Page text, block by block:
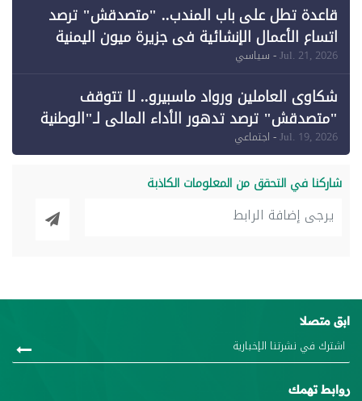
قاعدة تطل على باب المندب.. "متصدقش" ترصد
اتساع الأعمال الإنشائية في جزيرة ميون اليمنية
Jul. 21, 2026- سياسي
شكاوى العاملين ورواد ماسبيرو.. لا تتوقف
"متصدقش" ترصد تدهور الأداء المالي لـ"الوطنية
للإعلام"
Jul. 19, 2026- اجتماعي
شاركنا في التحقق من المعلومات الكاذبة
ابق متصلا
روابط تهمك